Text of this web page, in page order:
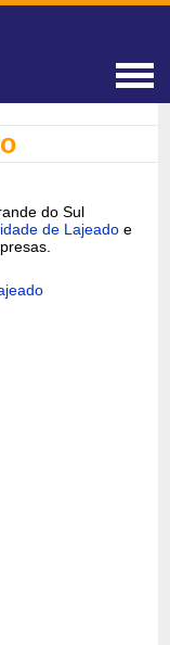
do Sul
de Lajeado e